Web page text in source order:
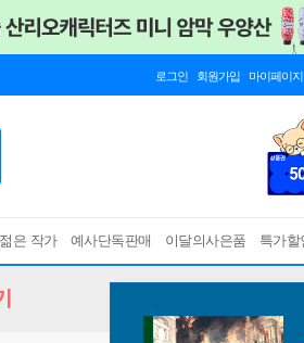
로그인 회원가입 마이페이지
젊은 작가 예사단독판매 이달의사은품 특가할